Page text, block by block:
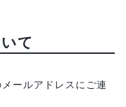
て
ールアドレスにご連